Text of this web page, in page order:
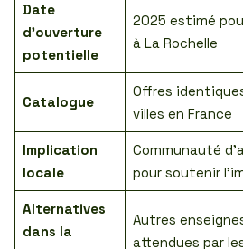
Date
d’ouverture
potentielle
2025 estimé
à La Rochelle
Catalogue
Offres
villes en France
Implication
locale
Communauté
pour soutenir
Alternatives
dans la
Autres
attendues par